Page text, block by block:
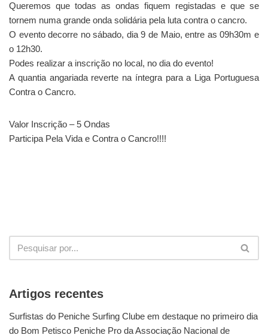
Queremos que todas as ondas fiquem registadas e que se
tornem numa grande onda solidária pela luta contra o cancro.
O evento decorre no sábado, dia 9 de Maio, entre as 09h30m e
o 12h30.
Podes realizar a inscrição no local, no dia do evento!
A quantia angariada reverte na íntegra para a Liga Portuguesa
Contra o Cancro.
Valor Inscrição – 5 Ondas
Participa Pela Vida e Contra o Cancro!!!!
Artigos recentes
Surfistas do Peniche Surfing Clube em destaque no primeiro dia
do Bom Petisco Peniche Pro da Associação Nacional de